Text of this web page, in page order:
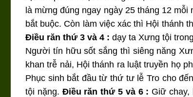
là mừng đúng ngay ngày 25 tháng 12
bắt buộc. Còn làm việc xác thì Hội thánh
Điều răn thứ 3 và 4 : dạy ta Xưng tội
Người tín hữu sốt sắng thì siêng năng
khan trễ nải, Hội thánh ra luật truyền họ
Phục sinh bắt đầu từ thứ tư lễ Tro cho
tội nặng. Điều răn thứ 5 và 6 : Giữ